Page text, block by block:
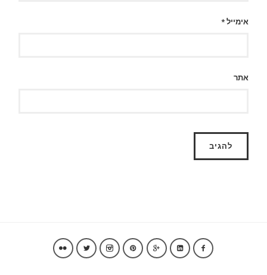
אימייל*
אתר